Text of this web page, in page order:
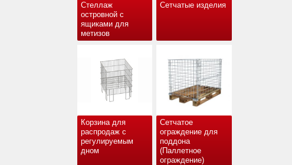
Стеллаж
островной с
ящиками для
метизов
Сетчатые изделия
Корзина для
распродаж с
регулируемым
дном
Сетчатое
ограждение для
поддона
(Паллетное
ограждение)